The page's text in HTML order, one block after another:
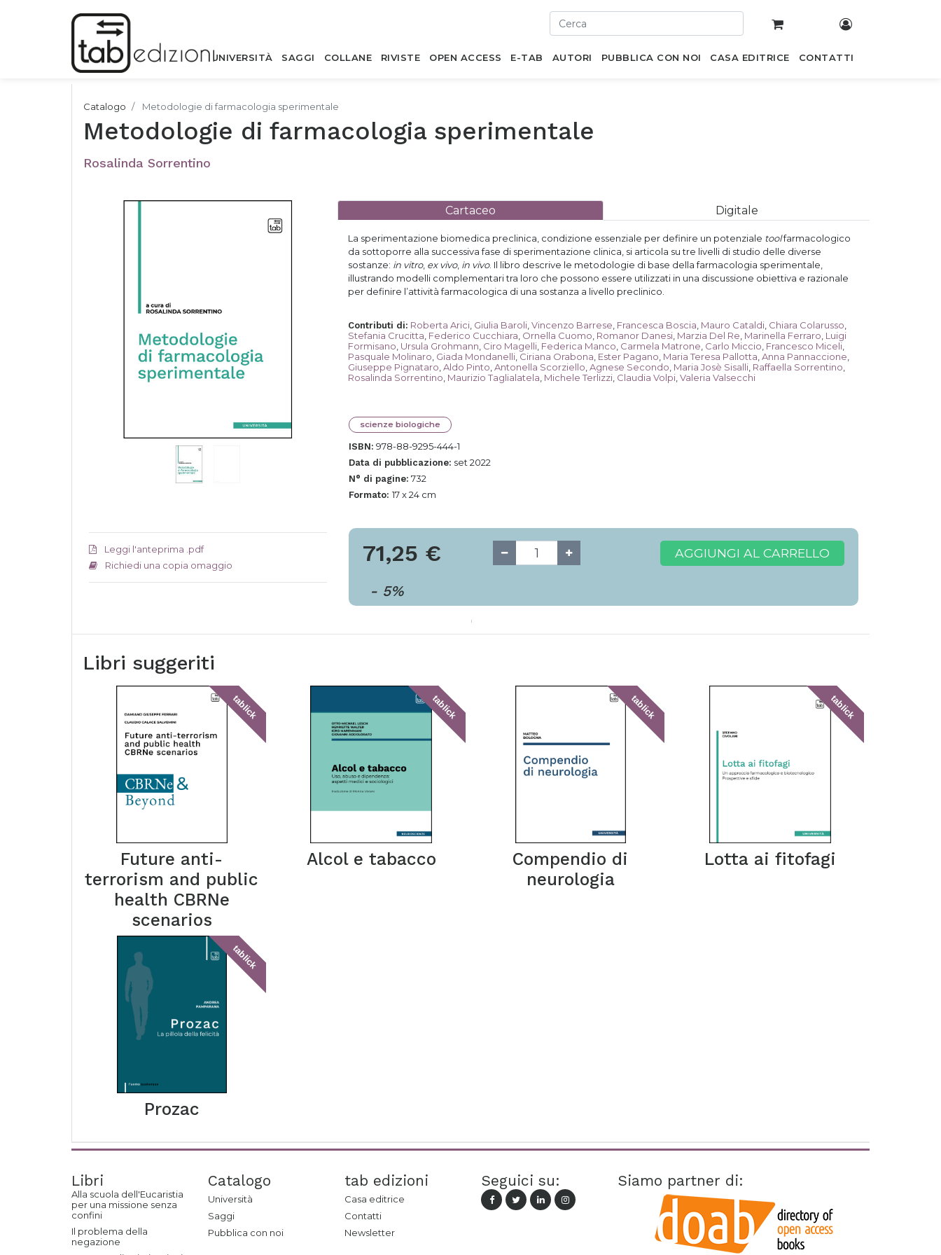
UNIVERSITÀ SAGGI COLLANE RIVISTE OPEN ACCESS E-TAB AUTORI PUBBLICA CON NOI CASA EDITRICE CONTATTI
Catalogo Metodologie di farmacologia sperimentale
Metodologie di farmacologia sperimentale
Rosalinda Sorrentino
Leggi l'anteprima .pdf
Richiedi una copia omaggio
Cartaceo Digitale
La sperimentazione biomedica preclinica, condizione essenziale per definire un potenziale toolfarmacologico
da sottoporre alla successiva fase di sperimentazione clinica, si articola su tre livelli di studio delle diverse
sostanze: in vitro, ex vivo, in vivo. Il libro descrive le metodologie di base della farmacologia sperimentale,
illustrando modelli complementari tra loro che possono essere utilizzati in una discussione obiettiva e razionale
per definire l’attività farmacologica di una sostanza a livello preclinico.
Contributi di: Roberta Arici Giulia Baroli Vincenzo Barrese Francesca Boscia Mauro Cataldi Chiara Colarusso
Stefania Crucitta Federico Cucchiara Ornella Cuomo Romanor Danesi Marzia Del Re Marinella Ferraro Luigi
Formisano Ursula Grohmann Ciro Magelli Federica Manco Carmela Matrone Carlo Miccio Francesco Miceli
Pasquale Molinaro Giada Mondanelli Ciriana Orabona Ester Pagano Maria Teresa Pallotta Anna Pannaccione
Giuseppe Pignataro Aldo Pinto Antonella Scorziello Agnese Secondo Maria Josè Sisalli Raffaella Sorrentino
Rosalinda Sorrentino Maurizio Taglialatela Michele Terlizzi Claudia Volpi Valeria Valsecchi
scienze biologiche
ISBN: 978-88-9295-444-1
Data di pubblicazione: set 2022
N° di pagine: 732
Formato: 17 x 24 cm
71,25 €
- 5%
AGGIUNGI AL CARRELLO
Libri suggeriti
tablick
Future anti-
terrorism and public
health CBRNe
scenarios
tablick
Alcol e tabacco
tablick
Compendio di
neurologia
tablick
Lotta ai fitofagi
tablick
Prozac
Libri
Alla scuola dell'Eucaristia
per una missione senza
confini
Il problema della
negazione
Catalogo
Università
Saggi
Pubblica con noi
tab edizioni
Casa editrice
Contatti
Newsletter
Seguici su: Siamo partner di: